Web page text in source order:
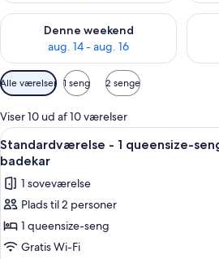
Denne weekend
aug. 14 - aug. 16
Tjek tilgængelighed for denne Tjek
Tilgængelige
filtre
for
værelser
Alle værelser 1 seng 2 senge
Viser 10 ud af 10 værelser
Indlæs
alle
billeder
af
Standardværelse
-
1
Et
6
Standardværelse - 1 queensize-
badekar
1 soveværelse
Plads til 2 personer
1 queensize-seng
Gratis Wi-Fi